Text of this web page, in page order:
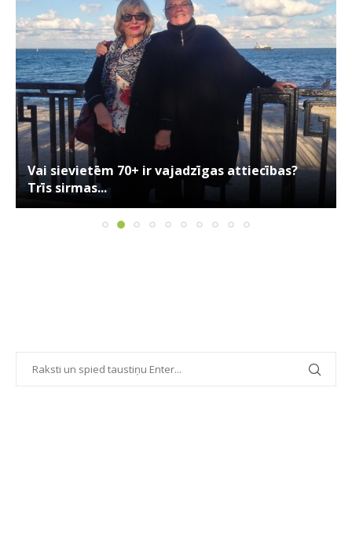
Vai sievietēm 70+ ir vajadzīgas attiecības?
Trīs sirmas...